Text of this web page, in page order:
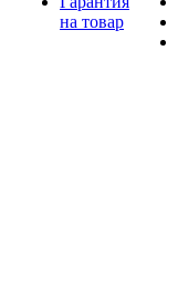
на товар